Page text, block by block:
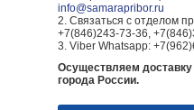
info@samarapribor.ru
2. Связаться с отделом
+7(846)243-73-36,
3. Viber Whatsapp:
Осуществляем
города России.